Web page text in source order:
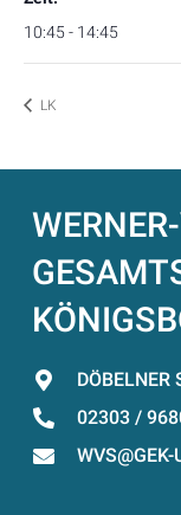
10:45 - 14:45
LK
02303 /
WVS@GEK-